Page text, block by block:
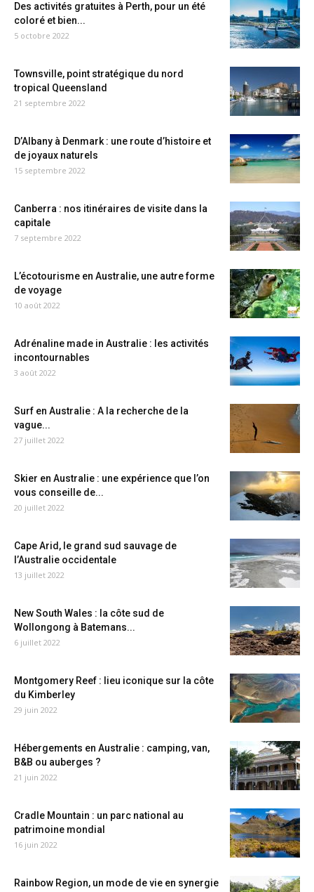
Des activités gratuites à Perth, pour un été
coloré et bien...
5 octobre 2022
Townsville, point stratégique du nord
tropical Queensland
21 septembre 2022
D’Albany à Denmark : une route d’histoire et
de joyaux naturels
15 septembre 2022
Canberra : nos itinéraires de visite dans la
capitale
7 septembre 2022
L’écotourisme en Australie, une autre forme
de voyage
10 août 2022
Adrénaline made in Australie : les activités
incontournables
3 août 2022
Surf en Australie : A la recherche de la
vague...
27 juillet 2022
Skier en Australie : une expérience que l’on
vous conseille de...
20 juillet 2022
Cape Arid, le grand sud sauvage de
l’Australie occidentale
13 juillet 2022
New South Wales : la côte sud de
Wollongong à Batemans...
6 juillet 2022
Montgomery Reef : lieu iconique sur la côte
du Kimberley
29 juin 2022
Hébergements en Australie : camping, van,
B&B ou auberges ?
21 juin 2022
Cradle Mountain : un parc national au
patrimoine mondial
16 juin 2022
Rainbow Region, un mode de vie en synergie